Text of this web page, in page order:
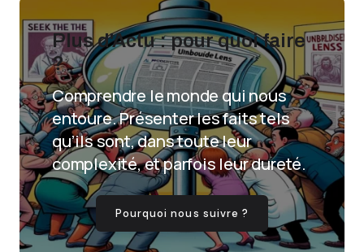
Plus d'Actu : pour quoi faire
?
Comprendre le monde qui nous
entoure. Présenter les faits tels
qu’ils sont, dans toute leur
complexité, et parfois leur dureté.
Pourquoi nous suivre ?